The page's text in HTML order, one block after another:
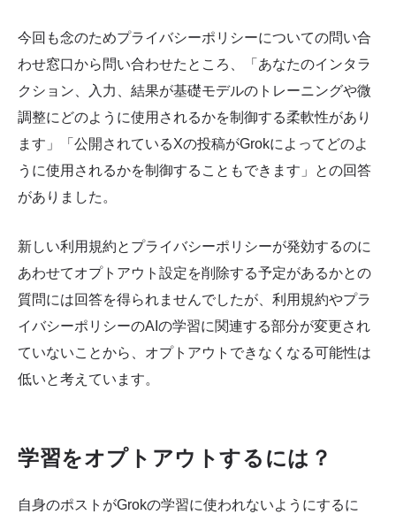
今回も念のためプライバシーポリシーについての問い合
わせ窓口から問い合わせたところ、「あなたのインタラ
クション、入力、結果が基礎モデルのトレーニングや微
調整にどのように使用されるかを制御する柔軟性があり
ます」「公開されているXの投稿がGrokによってどのよ
うに使用されるかを制御することもできます」との回答
がありました。
新しい利用規約とプライバシーポリシーが発効するのに
あわせてオプトアウト設定を削除する予定があるかとの
質問には回答を得られませんでしたが、利用規約やプラ
イバシーポリシーのAIの学習に関連する部分が変更され
ていないことから、オプトアウトできなくなる可能性は
低いと考えています。
学習をオプトアウトするには？
自身のポストがGrokの学習に使われないようにするに